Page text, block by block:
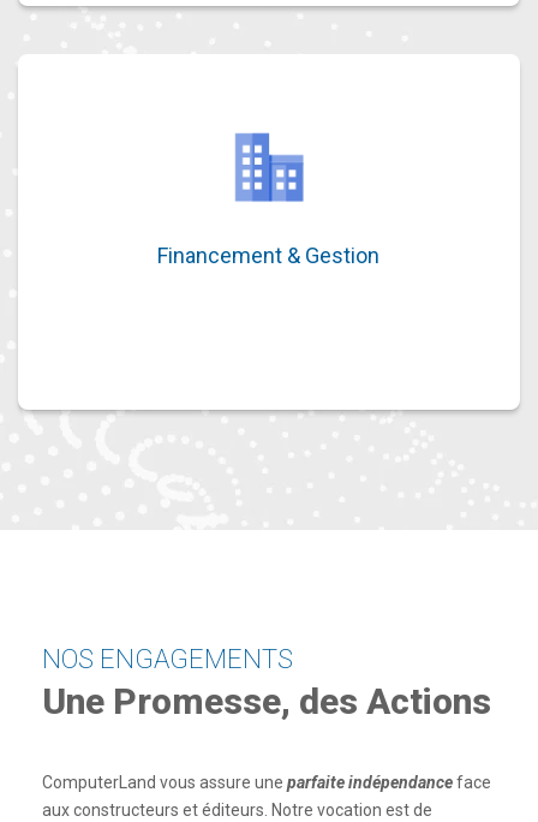
Financement & Gestion
NOS ENGAGEMENTS
Une Promesse, des Actions
ComputerLand vous assure une parfaite indépendanceface
aux constructeurs et éditeurs. Notre vocation est de